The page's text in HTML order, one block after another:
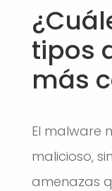
tipos
más
El malware
malicioso,
amenazas